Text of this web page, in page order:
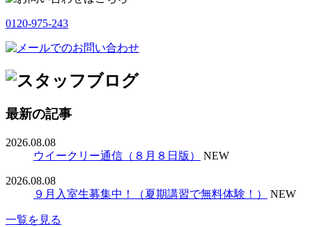
0120-975-243
最新の記事
2026.08.08
ウイークリー通信（８月８日版）
NEW
2026.08.08
９月入室生募集中！（夏期講習で無料体験！）
NEW
一覧を見る